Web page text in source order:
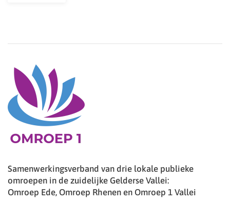
Samenwerkingsverband van drie lokale publieke
omroepen in de zuidelijke Gelderse Vallei:
Omroep Ede, Omroep Rhenen en Omroep 1 Vallei